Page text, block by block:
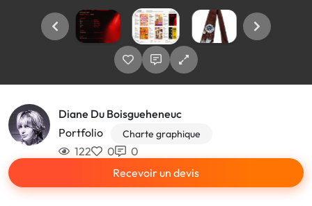
Diane Du Boisgueheneuc
Portfolio
Charte graphique
122 0
0
Recevoir un devis